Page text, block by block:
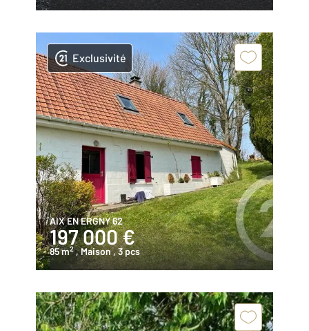
Exclusivité
AIX EN ERGNY 62
197 000 €
85 m2 , Maison, 3 pcs